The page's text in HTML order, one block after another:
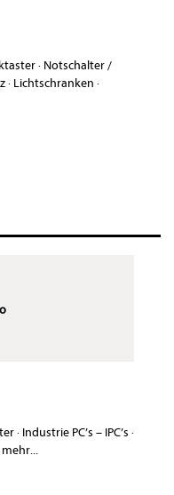
· Notschalter /
· Lichtschranken ·
· Industrie PC’s – IPC’s ·
mehr...